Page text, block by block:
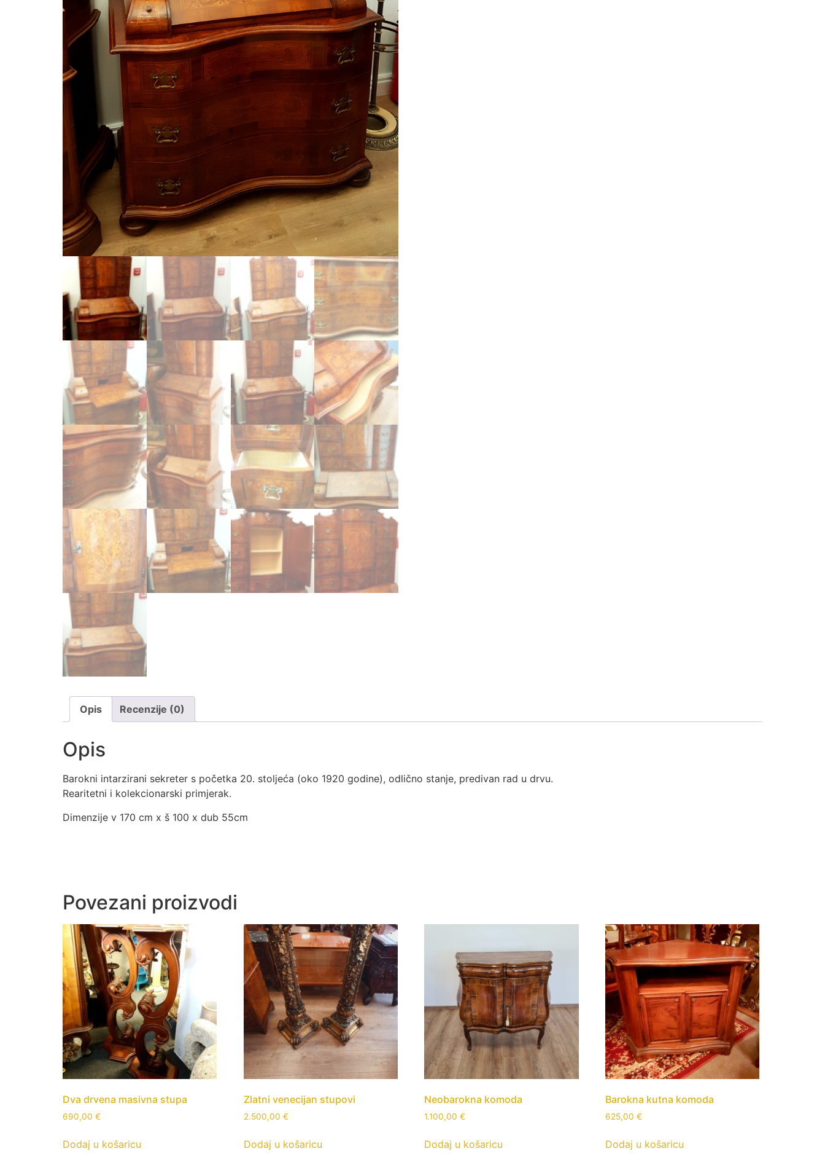
Opis Recenzije (0)
Opis
Barokni intarzirani sekreter s početka 20. stoljeća (oko 1920 godine), odlično stanje, predivan rad u drvu.
Rearitetni i kolekcionarski primjerak.
Dimenzije v 170 cm x š 100 x dub 55cm
Povezani proizvodi
Dva drvena masivna stupa
690,00 €
Dodaj u košaricu
Zlatni venecijan stupovi
2.500,00 €
Dodaj u košaricu
Neobarokna komoda
1.100,00€
Dodaj u košaricu
Barokna kutna komoda
625,00€
Dodaj u košaricu